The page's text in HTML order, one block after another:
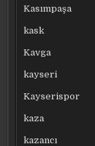
Kasımpaşa
kask
Kavga
kayseri
Kayserispor
kaza
kazancı